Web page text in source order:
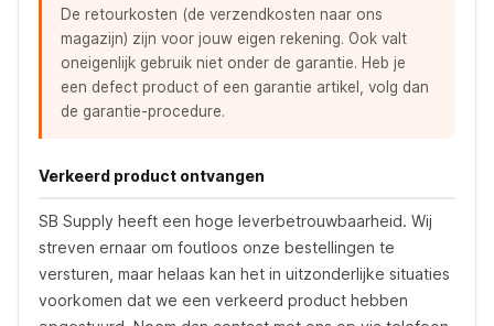
De retourkosten (de verzendkosten naar ons
magazijn) zijn voor jouw eigen rekening. Ook valt
oneigenlijk gebruik niet onder de garantie. Heb je
een defect product of een garantie artikel, volg dan
de garantie-procedure.
Verkeerd product ontvangen
SB Supply heeft een hoge leverbetrouwbaarheid. Wij
streven ernaar om foutloos onze bestellingen te
versturen, maar helaas kan het in uitzonderlijke situaties
voorkomen dat we een verkeerd product hebben